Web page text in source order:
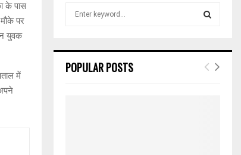
के पास
पर
युवक
में
h
E
POPULAR POSTS